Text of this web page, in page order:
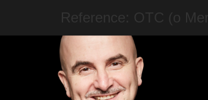
Reference: OTC (o